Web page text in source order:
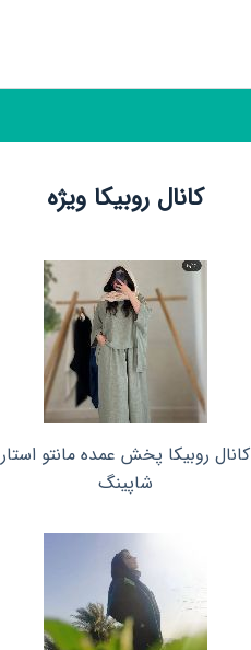
کانال روبیکا ویژه
کانال روبیکا پخش عمده مانتو استار
شاپینگ